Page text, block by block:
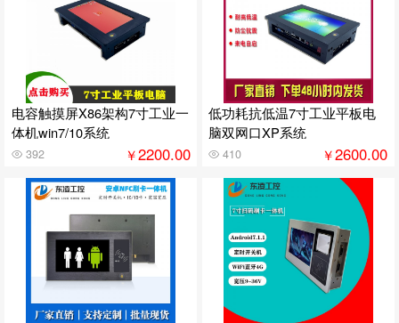
电容触摸屏X86架构7寸工业一
体机win7/10系统
392 ￥2200.00
低功耗抗低温7寸工业平板电
脑双网口XP系统
410 ￥2600.00